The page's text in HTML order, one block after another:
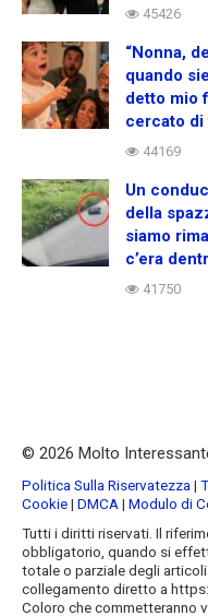
45426
“Nonna,
quando
detto mio
cercato di
44169
Un
della
siamo
c’era
41750
© 2026 Molto
Politica Sulla Riservatezza |
Cookie| DMCA | Modulo di
Tutti i diritti riservati. Il
obbligatorio, quando si
totale o parziale degli
collegamento diretto a
Coloro che commetteranno